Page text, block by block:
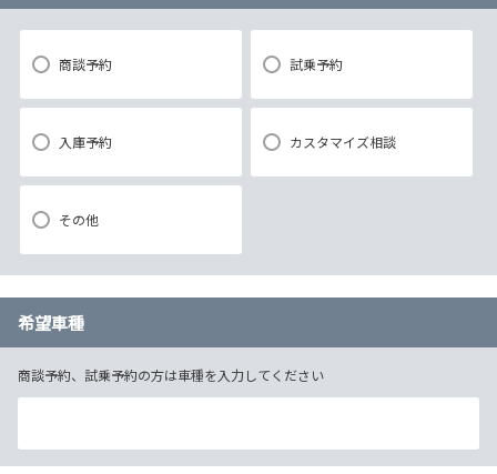
商談予約 試乗予約
入庫予約 カスタマイズ相談
その他
希望車種
商談予約、試乗予約の方は車種を入力してください